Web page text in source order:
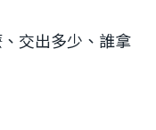
交出多少、誰拿